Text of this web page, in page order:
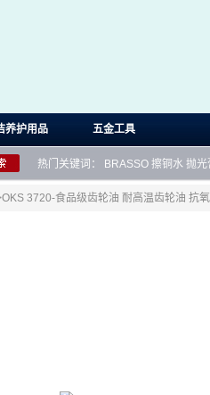
养护用品 五金工具
热门关键词： BRASSO 擦铜水 抛光
3720-食品级齿轮油 耐高温齿轮油 抗